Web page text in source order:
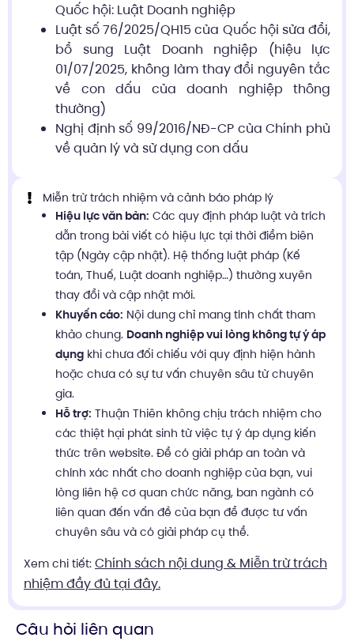
Quốc hội: Luật Doanh nghiệp
Luật số 76/2025/QH15 của Quốc hội sửa đổi,
bổ sung Luật Doanh nghiệp (hiệu lực
01/07/2025, không làm thay đổi nguyên tắc
về con dấu của doanh nghiệp thông
thường)
Nghị định số 99/2016/NĐ-CP của Chính phủ
về quản lý và sử dụng con dấu
Miễn trừ trách nhiệm và cảnh báo pháp lý
Hiệu lực văn bản: Các quy định pháp luật và trích
dẫn trong bài viết có hiệu lực tại thời điểm biên
tập (Ngày cập nhật). Hệ thống luật pháp (Kế
toán, Thuế, Luật doanh nghiệp…) thường xuyên
thay đổi và cập nhật mới.
Khuyến cáo: Nội dung chỉ mang tính chất tham
khảo chung. Doanh nghiệp vui lòng không tự ý áp
dụng khi chưa đối chiếu với quy định hiện hành
hoặc chưa có sự tư vấn chuyên sâu từ chuyên
gia.
Hỗ trợ: Thuận Thiên không chịu trách nhiệm cho
các thiệt hại phát sinh từ việc tự ý áp dụng kiến
thức trên website. Để có giải pháp an toàn và
chính xác nhất cho doanh nghiệp của bạn, vui
lòng liên hệ cơ quan chức năng, ban ngành có
liên quan đến vấn đề của bạn để được tư vấn
chuyên sâu và có giải pháp cụ thể.
Xem chi tiết: Chính sách nội dung & Miễn trừ trách
nhiệm đầy đủ tại đây.
Câu hỏi liên quan